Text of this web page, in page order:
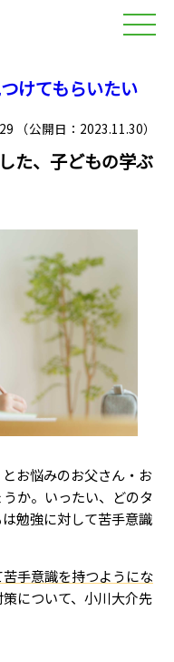
けてもらいたい
（公開日：2023.11.30）
た、子どもの学ぶ
お悩みのお父さん・お
か。いったい、どのタ
勉強に対して苦手意識
手意識を持つようにな
について、小川大介先